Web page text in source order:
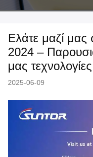
Ελάτε μαζί
2024 –
μας
2025-06-09